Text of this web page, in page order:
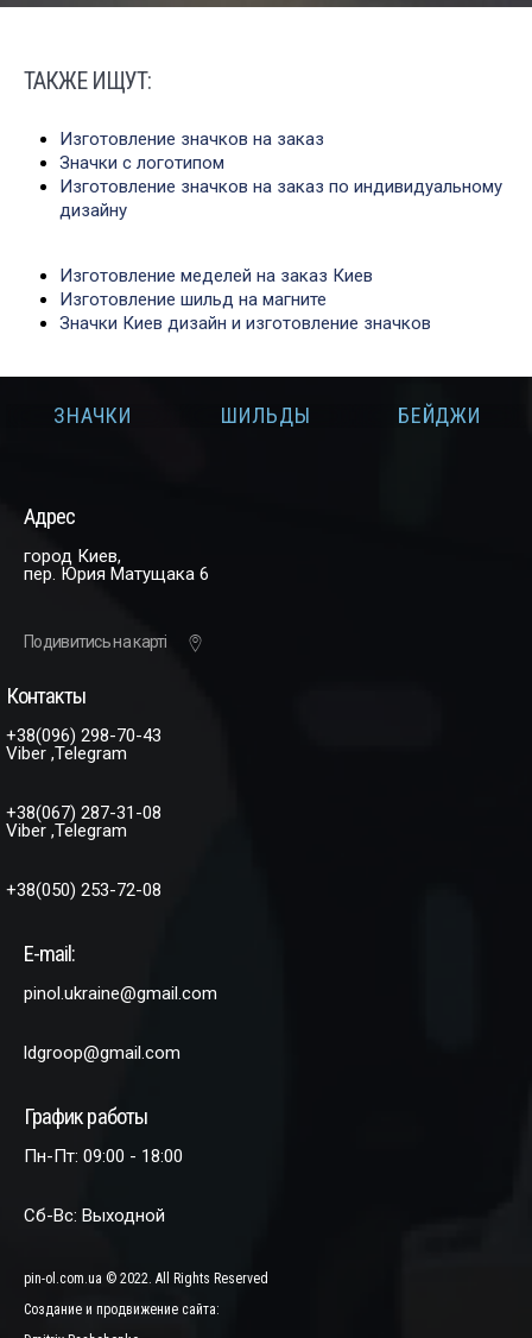
ТАКЖЕ ИЩУТ:
Изготовление значков на заказ
Значки с логотипом
Изготовление значков на заказ по индивидуальному
дизайну
Изготовление меделей на заказ Киев
Изготовление шильд на магните
Значки Киев дизайн и изготовление значков
ЗНАЧКИ
ШИЛЬДЫ БЕЙДЖИ
Адрес
город Киев,
пер. Юрия Матущака 6
Подивитись на карті
Контакты
+38(096) 298-70-43
Viber ,Telegram
+38(067) 287-31-08
Viber ,Telegram
+38(050) 253-72-08
E-mail:
pinol.ukraine@gmail.com
ldgroop@gmail.com
График работы
Пн-Пт: 09:00 - 18:00
Сб-Вс: Выходной
pin-ol.com.ua © 2022. All Rights Reserved
Создание и продвижение сайта: